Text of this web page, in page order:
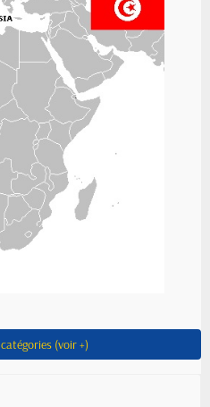
(voir +)